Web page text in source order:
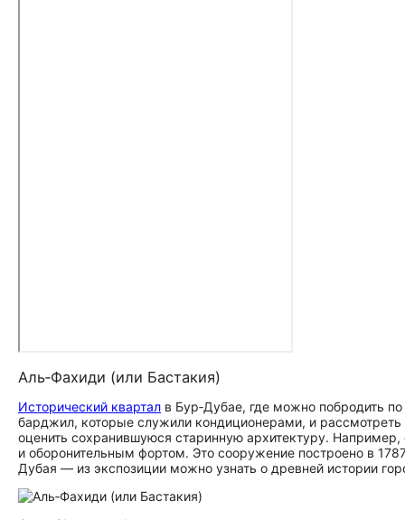
Аль‑Фахиди (или Бастакия)
Исторический квартал в Бур‑Дубае, где можно побродить
барджил, которые служили кондиционерами, и
оценить сохранившуюся старинную архитектуру.
и оборонительным фортом. Это сооружение построено в
Дубая — из экспозиции можно узнать о древней истории